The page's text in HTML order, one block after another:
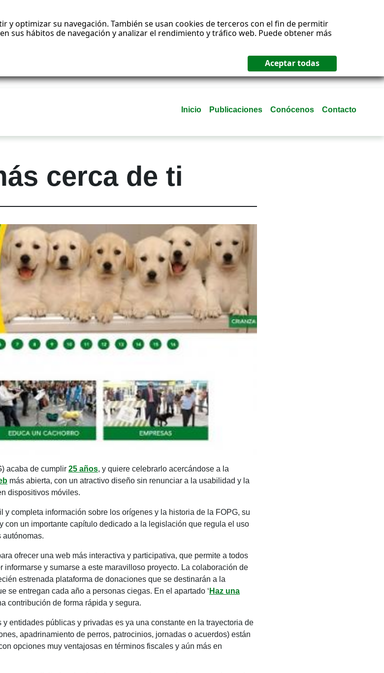
y optimizar su navegación. También se usan cookies de terceros con el fin de permitir
sus hábitos de navegación y analizar el rendimiento y tráfico web. Puede obtener más
Inicio Publicaciones Conócenos Contacto
cerca de ti
acaba de cumplir 25 años, y quiere celebrarlo acercándose a la
más abierta, con un atractivo diseño sin renunciar a la usabilidad y la
dispositivos móviles.
completa información sobre los orígenes y la historia de la FOPG, su
con un importante capítulo dedicado a la legislación que regula el uso
autónomas.
ofrecer una web más interactiva y participativa, que permite a todos
informarse y sumarse a este maravilloso proyecto. La colaboración de
estrenada plataforma de donaciones que se destinarán a la
se entregan cada año a personas ciegas. En el apartado ‘ Haz una
contribución de forma rápida y segura.
entidades públicas y privadas es ya una constante en la trayectoria de
apadrinamiento de perros, patrocinios, jornadas o acuerdos) están
con opciones muy ventajosas en términos fiscales y aún más en